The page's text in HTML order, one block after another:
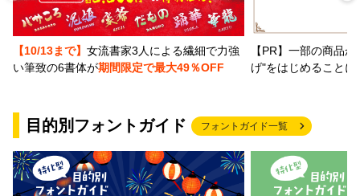
【10/13まで】 女流書家3人による繊細で力強
い筆致の6書体が期間限定で最大49％OFF
【PR】一部の商品
げ"をはじめること
目的別フォントガイド フォントガイド一覧